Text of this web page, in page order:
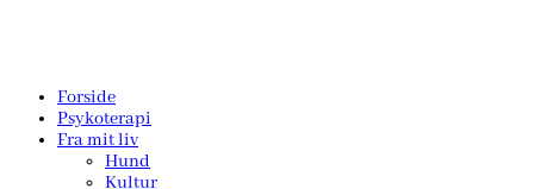
Forside
Psykoterapi
Fra mit liv
Hund
Kultur